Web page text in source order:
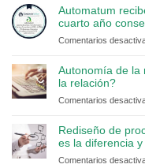
Automatum
cuarto año
Comentarios
Autonomía de la
la relación?
Comentarios
Rediseño de
es la diferencia
Comentarios